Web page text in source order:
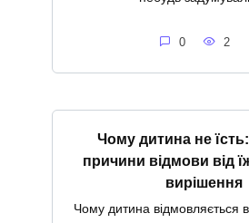
0 2
Чому дитина не
причини відмови від
вирішення
Чому дитина відмовляється